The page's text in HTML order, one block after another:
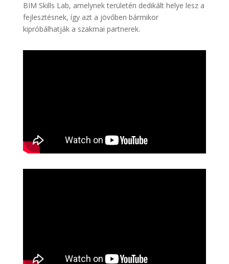
BIM Skills Lab, amelynek területén dedikált helye lesz a
fejlesztésnek, így azt a jövőben bármikor
kipróbálhatják a szakmai partnerek.